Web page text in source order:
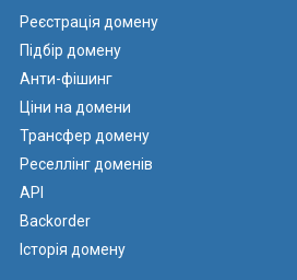
Реєстрація домену
Підбір домену
Анти-фішинг
Ціни на домени
Трансфер домену
Реселлінг доменів
API
Backorder
Історія домену